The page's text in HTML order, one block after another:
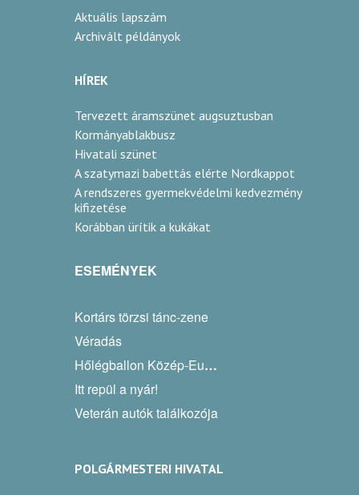
Aktuális lapszám
Archivált példányok
HÍREK
Tervezett áramszünet augsuztusban
Kormányablakbusz
Hivatali szünet
A szatymazi babettás elérte Nordkappot
A rendszeres gyermekvédelmi kedvezmény
kifizetése
Korábban ürítik a kukákat
ESEMÉNYEK
Kortárs törzsi tánc-zene
Véradás
Hőlégballon Közép-Európa Kupa
Itt repül a nyár!
Veterán autók találkozója
POLGÁRMESTERI HIVATAL